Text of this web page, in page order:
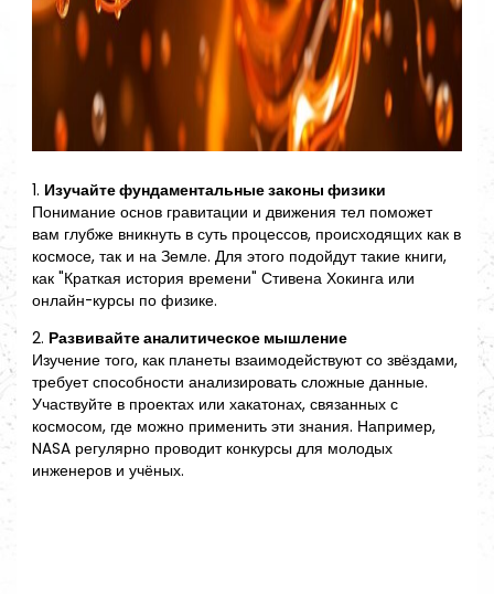
1. Изучайте фундаментальные законы физики
Понимание основ гравитации и движения тел поможет
вам глубже вникнуть в суть процессов, происходящих как в
космосе, так и на Земле. Для этого подойдут такие книги,
как "Краткая история времени" Стивена Хокинга или
онлайн-курсы по физике.
2. Развивайте аналитическое мышление
Изучение того, как планеты взаимодействуют со звёздами,
требует способности анализировать сложные данные.
Участвуйте в проектах или хакатонах, связанных с
космосом, где можно применить эти знания. Например,
NASA регулярно проводит конкурсы для молодых
инженеров и учёных.